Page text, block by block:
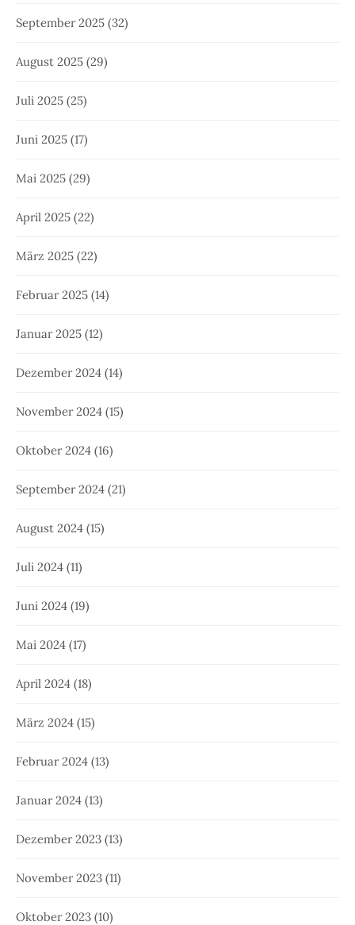
September 2025 (32)
August 2025 (29)
Juli 2025 (25)
Juni 2025 (17)
Mai 2025 (29)
April 2025 (22)
März 2025 (22)
Februar 2025 (14)
Januar 2025 (12)
Dezember 2024 (14)
November 2024 (15)
Oktober 2024 (16)
September 2024 (21)
August 2024 (15)
Juli 2024 (11)
Juni 2024 (19)
Mai 2024 (17)
April 2024 (18)
März 2024 (15)
Februar 2024 (13)
Januar 2024 (13)
Dezember 2023 (13)
November 2023 (11)
Oktober 2023 (10)